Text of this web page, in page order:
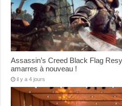
Assassin’s Creed Black Flag
amarres à nouveau !
il y a 4 jours